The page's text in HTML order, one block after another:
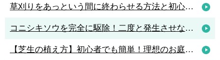
草刈りをあっという間に終わらせる方法と初心者におすすめの草刈機3選
コニシキソウを完全に駆除！二度と発生させないポイントは「アリ駆除」
【芝生の植え方】初心者でも簡単！理想のお庭を作る植え方のポイント解説